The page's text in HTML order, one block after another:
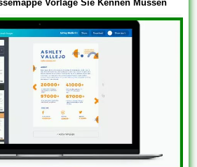
Vorlage Sie Kennen Müssen